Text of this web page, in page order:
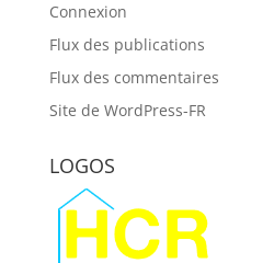
Connexion
Flux des publications
Flux des commentaires
Site de WordPress-FR
LOGOS